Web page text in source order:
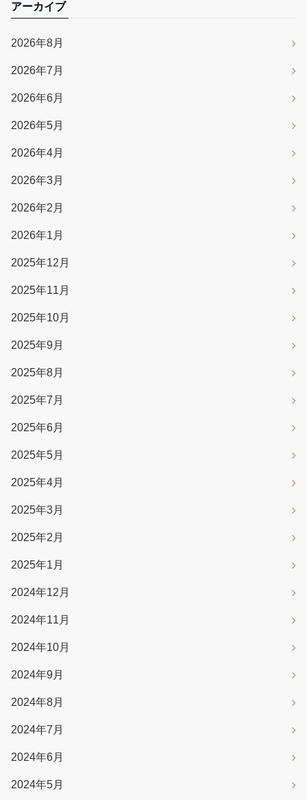
アーカイブ
2026年8月
2026年7月
2026年6月
2026年5月
2026年4月
2026年3月
2026年2月
2026年1月
2025年12月
2025年11月
2025年10月
2025年9月
2025年8月
2025年7月
2025年6月
2025年5月
2025年4月
2025年3月
2025年2月
2025年1月
2024年12月
2024年11月
2024年10月
2024年9月
2024年8月
2024年7月
2024年6月
2024年5月